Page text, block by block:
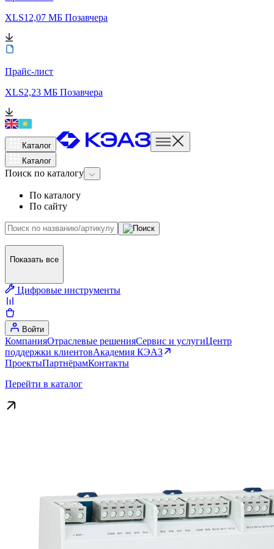
XLS12,07 МБ Позавчера
Прайс-лист
XLS2,23 МБ Позавчера
Каталог
Каталог
Поиск по каталогу
По каталогу
По сайту
Показать все
Цифровые инструменты
Войти
КомпанияОтраслевые решенияСервис и услугиЦентр
поддержки клиентовАкадемия КЭАЗ
ПроектыПартнёрамКонтакты
Перейти в каталог